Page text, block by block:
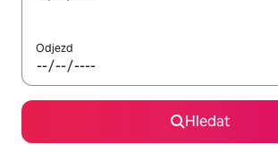
Odjezd
Hledat